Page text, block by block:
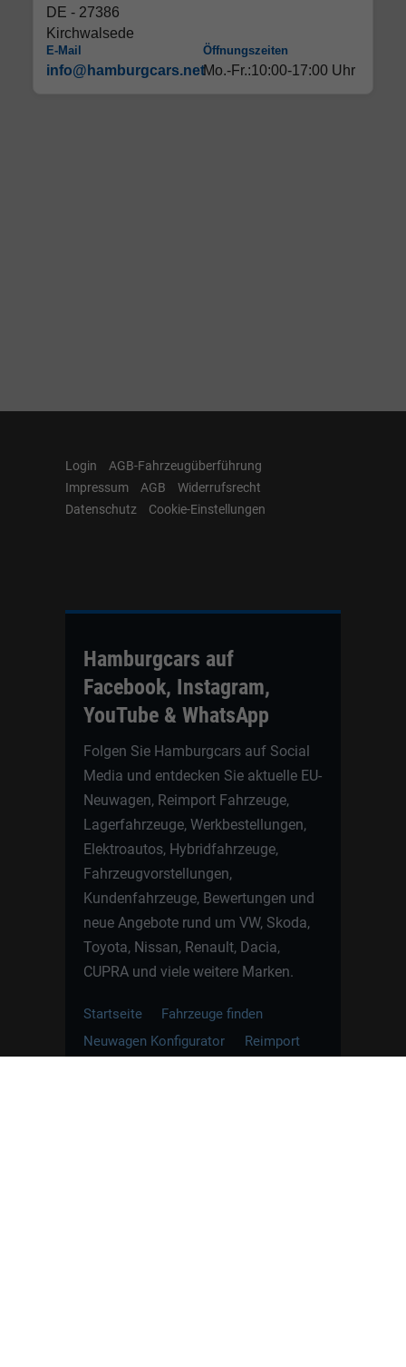
DE - 27386
Kirchwalsede
E-Mail
info@hamburgcars.net
Öffnungszeiten
Mo.-Fr.:10:00-17:00 Uhr
Login
AGB-Fahrzeugüberführung
Impressum
AGB
Widerrufsrecht
Datenschutz
Cookie-Einstellungen
Hamburgcars auf
Facebook, Instagram,
YouTube & WhatsApp
Folgen Sie Hamburgcars auf Social
Media und entdecken Sie aktuelle EU-
Neuwagen, Reimport Fahrzeuge,
Lagerfahrzeuge, Werkbestellungen,
Elektroautos, Hybridfahrzeuge,
Fahrzeugvorstellungen,
Kundenfahrzeuge, Bewertungen und
neue Angebote rund um VW, Skoda,
Toyota, Nissan, Renault, Dacia,
CUPRA und viele weitere Marken.
Startseite
Fahrzeuge finden
Neuwagen Konfigurator
Reimport